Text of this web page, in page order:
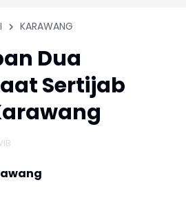
KARAWANG
Dua
Sertijab